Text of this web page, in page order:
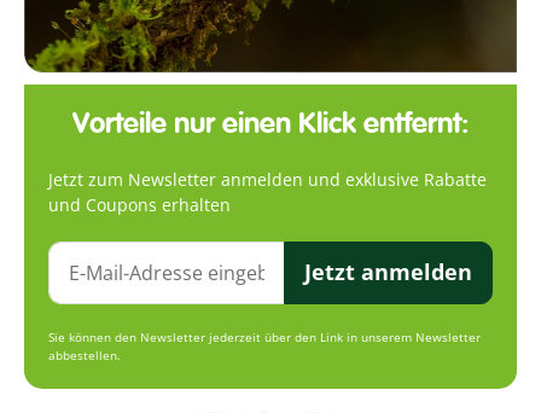
Vorteile nur einen Klick entfernt:
Jetzt zum Newsletter anmelden und exklusive Rabatte
und Coupons erhalten
Jetzt anmelden
Sie können den Newsletter jederzeit über den Link in unserem Newsletter
abbestellen.